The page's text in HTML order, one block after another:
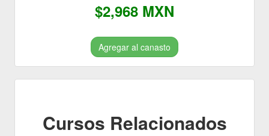
$2,968 MXN
Agregar al canasto
Cursos Relacionados